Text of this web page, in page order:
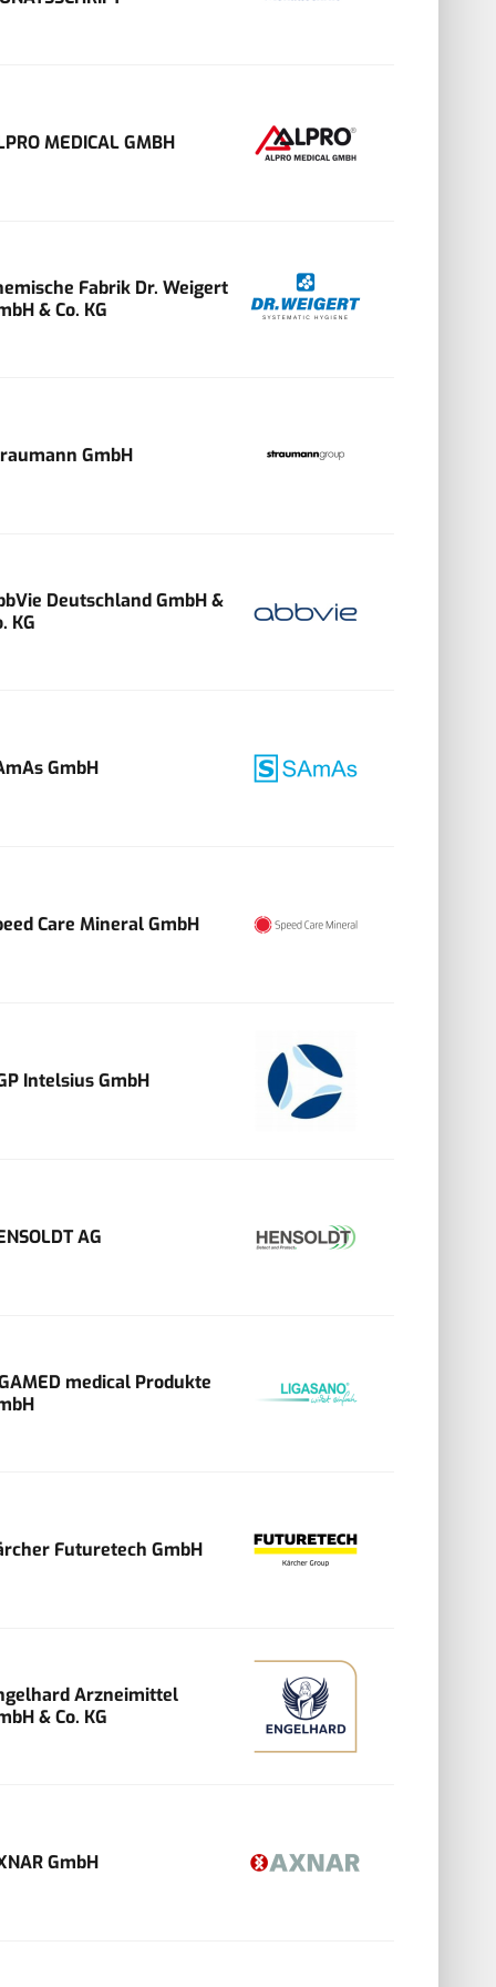
MEDICAL GMBH
Fabrik Dr. Weigert
& Co. KG
GmbH
Deutschland GmbH &
KG
GmbH
Care Mineral GmbH
Intelsius GmbH
AG
medical Produkte
Futuretech GmbH
Arzneimittel
& Co. KG
GmbH